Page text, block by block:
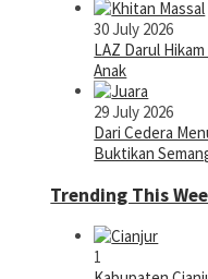
30 July 2026
LAZ Darul
Anak
29 July 2026
Dari Cedera
Buktikan
Trending This
1